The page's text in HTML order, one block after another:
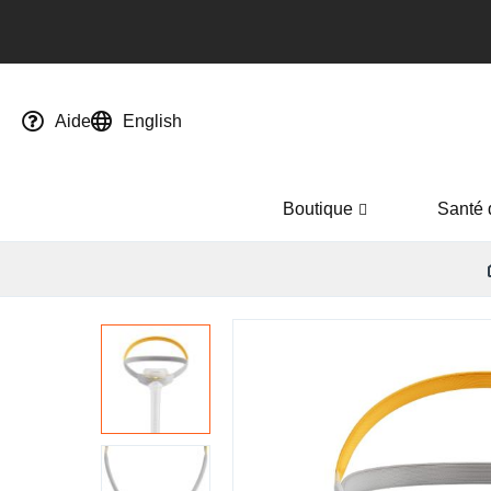
Aide English
Boutique Santé
Passer
de
la